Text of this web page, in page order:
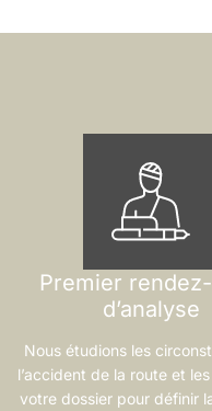
Premier
d’analyse
Nous étudions les
l’accident de la route et
votre dossier pour définir